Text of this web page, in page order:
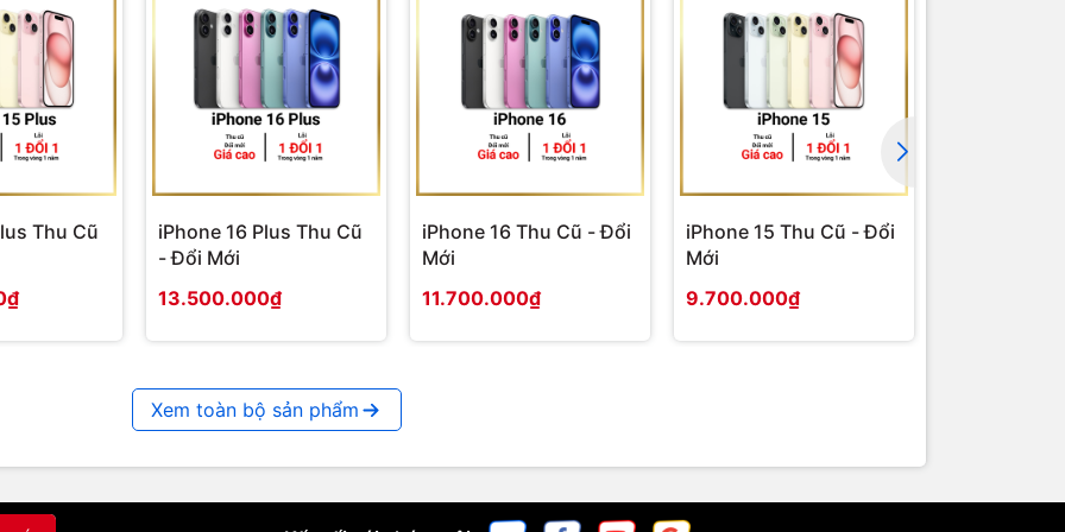
epub, pdf,..)
sửa,convert,..)
2 Thu Cũ
iPhone 16 Plus Thu Cũ
- Đổi Mới
13.500.000₫
iPhone 16 Thu Cũ - Đổi
Mới
11.700.000₫
iPhone 15 Thu Cũ - Đổi
Mới
9.700.000₫
Xem toàn bộ sản phẩm